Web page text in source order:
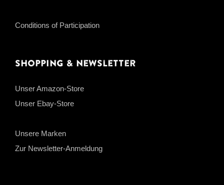
Conditions of Participation
Shopping & Newsletter
Unser Amazon-Store
Unser Ebay-Store
Unsere Marken
Zur Newsletter-Anmeldung